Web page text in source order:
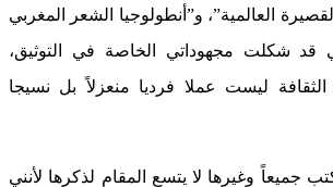
العالمية”، و”أنطولوجيا الشعر المغربي
2010″، فهي قد شكلت مجهوداتي الخاصة في التوثيق،
ليست عملا فرديا منعزلاً بل نسيجا
جميعاً وغيرها لا يتسع المقام لذكرها لأنني